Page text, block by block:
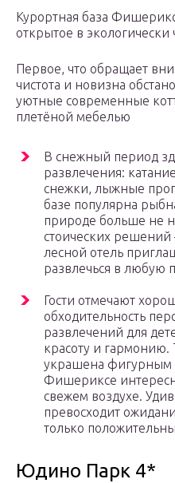
Курортная база
открытое в экологически
Первое, что обращает
чистота и новизна
уютные современные
плетёной мебелью
В снежный период
развлечения:
снежки, лыжные
базе популярна
природе больше не
стоических
лесной отель
развлечься в любую
Гости отмечают
обходительность
развлечений для
красоту и гармонию.
украшена фигурным
Фишериксе
свежем воздухе.
превосходит
только
Юдино Парк 4*